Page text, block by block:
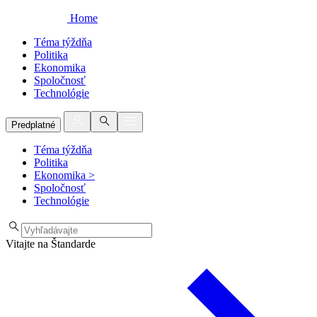
Home
Téma týždňa
Politika
Ekonomika
Spoločnosť
Technológie
Predplatné
Téma týždňa
Politika
Ekonomika >
Spoločnosť
Technológie
Vitajte na Štandarde